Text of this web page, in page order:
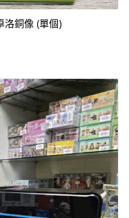
洛銅像 (單個)